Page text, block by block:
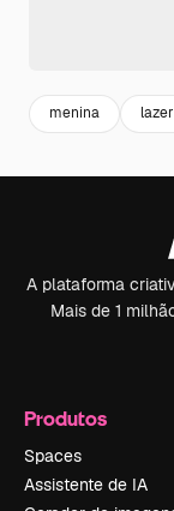
menina lazer
A plataforma
Mais de 1
Produtos
Spaces
Assistente de IA